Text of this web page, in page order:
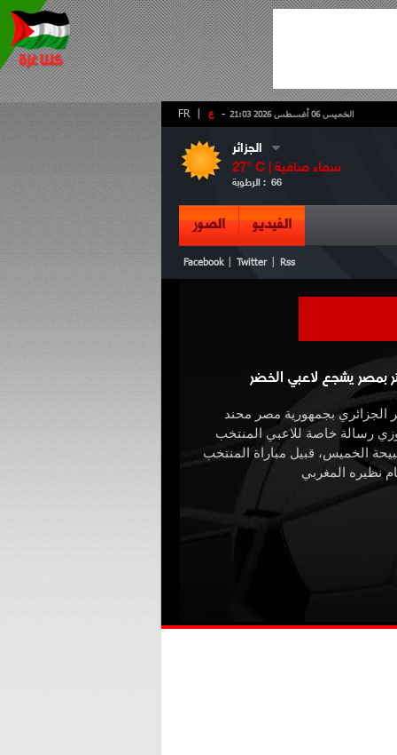
- ع FR الخميس 06 أغسطس 2026 21:03
الجزائر
27° C | سماء صافية
الرطوبة : 66
الفيديو الصور
Facebook Twitter Rss
بمصر يشجع لاعبي الخضر
الجزائري بجمهورية مصر محند
رسالة خاصة للاعبي المنتخب
الخميس، قبيل مباراة المنتخب
نظيره المغربي